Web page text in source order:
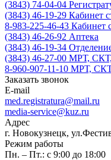
(3843) 74-04-04
(3843) 46-19-29 Кабинет
8-983-225-46-43 Кабинет
(3843) 46-26-92 Аптека
(3843) 46-19-34
(3843) 46-27-00 МРТ,
8-960-907-11-10 МРТ,
Заказать звонок
E-mail
med.registratura@mail.ru
media-service@kuz.ru
Адрес
г. Новокузнецк,
Режим работы
Пн. – Пт.: с 9:00 до 18:00